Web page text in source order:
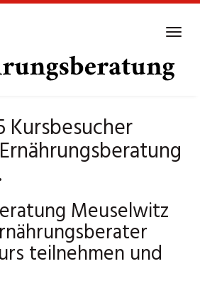
Kursbesucher
Meuselwitz
teilnehmen und